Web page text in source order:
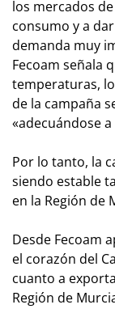
los mercados
consumo y a
demanda muy
Fecoam señala
temperaturas,
de la campaña
«adecuándose
Por lo tanto, la
siendo estable
en la Región de
Desde Fecoam
el corazón del
cuanto a
Región de